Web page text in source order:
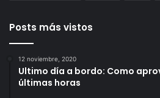
Posts más vistos
12 noviembre, 2020
Ultimo día a bordo: Como
últimas horas